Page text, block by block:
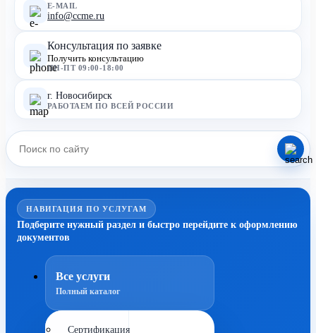
E-MAIL
info@ccme.ru
Консультация по заявке
Получить консультацию
ПН-ПТ 09:00-18:00
г. Новосибирск
РАБОТАЕМ ПО ВСЕЙ РОССИИ
НАВИГАЦИЯ ПО УСЛУГАМ
Подберите нужный раздел и быстро перейдите к оформлению
документов
Все услуги
Полный каталог
Сертификация